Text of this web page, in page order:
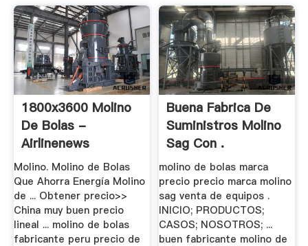
1800x3600 Molino
De Bolas -
Airlinenews
Molino. Molino de Bolas
Que Ahorra Energía Molino
de ... Obtener precio>>
China muy buen precio
lineal ... molino de bolas
fabricante peru precio de
Buena Fabrica De
Suministros Molino
Sag Con .
molino de bolas marca
precio precio marca molino
sag venta de equipos .
INICIO; PRODUCTOS;
CASOS; NOSOTROS; ...
buen fabricante molino de